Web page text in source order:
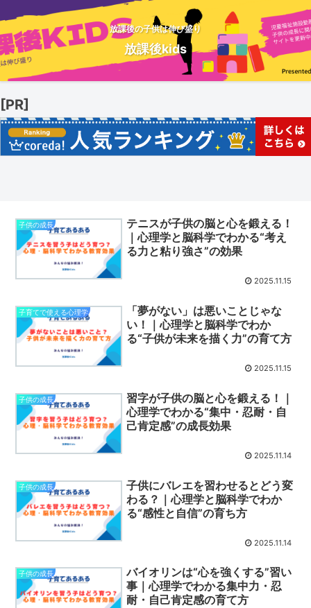
放課後の子供は伸び盛り
放課後kids
[PR]
子供の成長
テニスが子供の脳と心を鍛える！
｜心理学と脳科学でわかる“考え
る力と粘り強さ”の効果
2025.11.15
子育てで使える心理学
「夢がない」は悪いことじゃな
い！｜心理学と脳科学でわか
る“子供が未来を描く力”の育て方
2025.11.15
子供の成長
習字が子供の脳と心を鍛える！｜
心理学でわかる“集中・忍耐・自
己肯定感”の成長効果
2025.11.14
子供の成長
子供にバレエを習わせるとどう変
わる？｜心理学と脳科学でわか
る“感性と自信”の育ち方
2025.11.14
子供の成長
バイオリンは“心を強くする”習い
事｜心理学でわかる集中力・忍
耐・自己肯定感の育て方